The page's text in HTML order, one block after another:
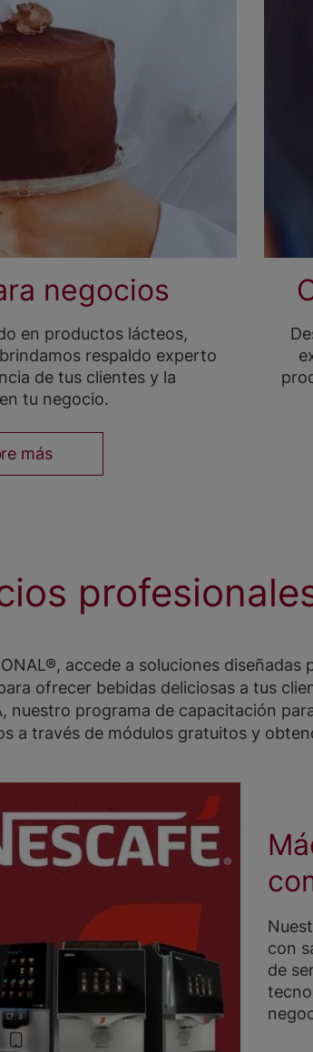
negocios
en productos lácteos,
respaldo experto
de tus clientes y la
tu negocio.
más
accede a soluciones
ofrecer bebidas deliciosas a tus
nuestro programa de capacitación
a través de módulos gratuitos y
con
de